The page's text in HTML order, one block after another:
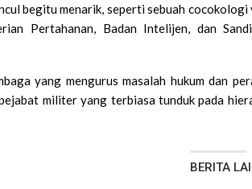
begitu menarik, seperti sebuah cocokologi
Pertahanan, Badan Intelijen, dan
yang mengurus masalah hukum dan
militer yang terbiasa tunduk pada
BERITA